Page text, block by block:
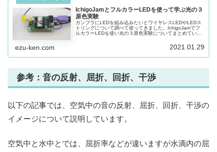
IchigoJamとフルカラーLEDを使って学ぶ光の３
原色実験
ガンプラにLEDを組み込みたいとワイヤレスLEDやLEDス
トリングについて調べて使ってきました。IchigoJamでフ
ルカラーLEDを使い光の３原色実験についてまとめていま
ezu-ken.com 2021.01.29
参考：音の反射、屈折、回折、干渉
以下の記事では、空気中の音の反射、屈折、回折、干渉の
イメージについて説明しています。
空気中と水中とでは、屈折率などが違いますが水滴内の屈